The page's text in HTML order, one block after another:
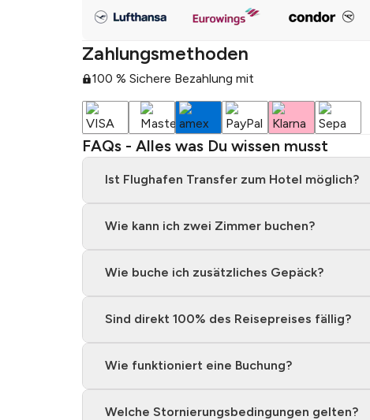
Zahlungsmethoden
100 % Sichere Bezahlung mit
FAQs - Alles was Du wissen musst
Ist Flughafen Transfer zum Hotel möglich?
Wie kann ich zwei Zimmer buchen?
Wie buche ich zusätzliches Gepäck?
Sind direkt 100% des Reisepreises fällig?
Wie funktioniert eine Buchung?
Welche Stornierungsbedingungen gelten?